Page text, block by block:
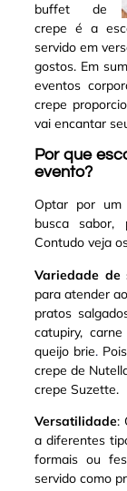
buffet de
crepe é a
servido em
gostos. Em
eventos
crepe
vai encantar
Por que
evento?
Optar por um
busca sabor,
Contudo veja
Variedade de
para atender
pratos
catupiry,
queijo brie.
crepe de
crepe Suzette.
Versatilidade:
a diferentes
formais ou
servido como